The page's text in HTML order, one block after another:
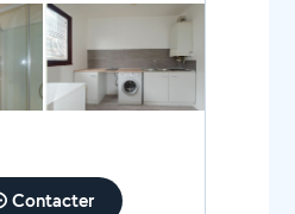
Contacter